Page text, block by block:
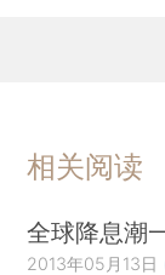
相关阅读
全球降息潮
2013年05月13日